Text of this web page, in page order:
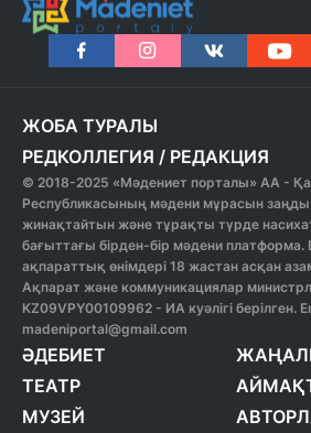
ЖОБА ТУРАЛЫ
РЕДКОЛЛЕГИЯ / РЕДАКЦИЯ
© 2018-2025 «Мәдениет порталы» АА -
Республикасының мәдени мұрасын заңды
жинақтайтын және тұрақты түрде
бағыттағы бірден-бір мәдени
ақпараттық өнімдері 18 жастан асқан
Ақпарат және коммуникациялар
KZ09VPY00109962 - ИА куәлігі берілген.
madeniportal@gmail.com
ӘДЕБИЕТ
ТЕАТР
МУЗЕЙ